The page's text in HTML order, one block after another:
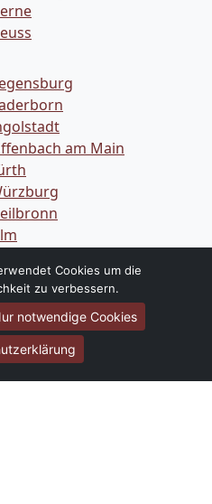
am Main
Cookies um die
zu verbessern.
notwendige Cookies